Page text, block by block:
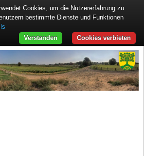
Cookies, um die Nutzererfahrung zu
bestimmte Dienste und Funktionen
Cookies verbieten
Verstanden